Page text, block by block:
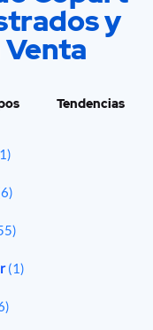
y
Tendencias
(1)